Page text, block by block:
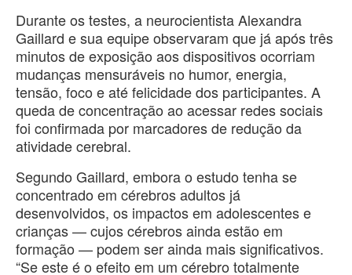
Durante os testes, a neurocientista Alexandra
Gaillard e sua equipe observaram que já após três
minutos de exposição aos dispositivos ocorriam
mudanças mensuráveis no humor, energia,
tensão, foco e até felicidade dos participantes. A
queda de concentração ao acessar redes sociais
foi confirmada por marcadores de redução da
atividade cerebral.
Segundo Gaillard, embora o estudo tenha se
concentrado em cérebros adultos já
desenvolvidos, os impactos em adolescentes e
crianças — cujos cérebros ainda estão em
formação — podem ser ainda mais significativos.
“Se este é o efeito em um cérebro totalmente